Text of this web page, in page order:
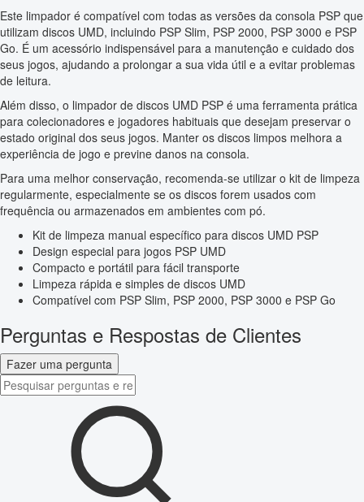
Este limpador é compatível com todas as versões da consola PSP que
utilizam discos UMD, incluindo PSP Slim, PSP 2000, PSP 3000 e PSP
Go. É um acessório indispensável para a manutenção e cuidado dos
seus jogos, ajudando a prolongar a sua vida útil e a evitar problemas
de leitura.
Além disso, o limpador de discos UMD PSP é uma ferramenta prática
para colecionadores e jogadores habituais que desejam preservar o
estado original dos seus jogos. Manter os discos limpos melhora a
experiência de jogo e previne danos na consola.
Para uma melhor conservação, recomenda-se utilizar o kit de limpeza
regularmente, especialmente se os discos forem usados com
frequência ou armazenados em ambientes com pó.
Kit de limpeza manual específico para discos UMD PSP
Design especial para jogos PSP UMD
Compacto e portátil para fácil transporte
Limpeza rápida e simples de discos UMD
Compatível com PSP Slim, PSP 2000, PSP 3000 e PSP Go
Perguntas e Respostas de Clientes
Fazer uma pergunta